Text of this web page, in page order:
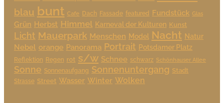
blau bunt Cafe Dach Fassade featured Fundstück Glas
Grün Herbst Himmel Karneval der Kulturen Kunst
Licht Mauerpark Menschen Model Nacht Natur
Nebel orange Panorama Portrait Potsdamer Platz
Reflektion Regen rot s/w Schnee schwarz Schönhauser Allee
Sonne Sonnenaufgang Sonnenuntergang Stadt
Strasse Street Wasser Winter Wolken